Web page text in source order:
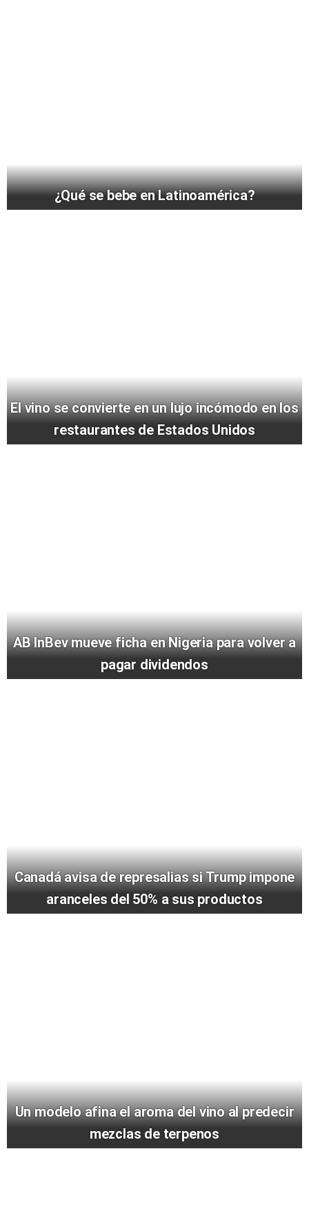
¿Qué se bebe en Latinoamérica?
El vino se convierte en un lujo incómodo en los
restaurantes de Estados Unidos
AB InBev mueve ficha en Nigeria para volver a
pagar dividendos
Canadá avisa de represalias si Trump impone
aranceles del 50% a sus productos
Un modelo afina el aroma del vino al predecir
mezclas de terpenos